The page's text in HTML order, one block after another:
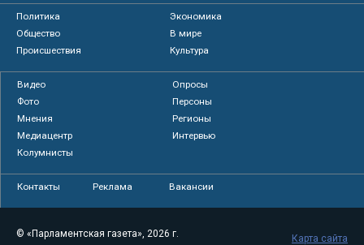
Политика
Экономика
Общество
В мире
Происшествия
Культура
Видео
Опросы
Фото
Персоны
Мнения
Регионы
Медиацентр
Интервью
Колумнисты
Контакты Реклама Вакансии
© «Парламентская газета», 2026 г.
Карта сайта